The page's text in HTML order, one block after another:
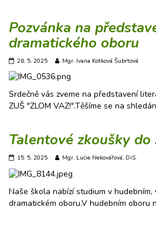
Pozvánka na
dramatického oboru
26. 5. 2025 Mgr. Ivana Kotková Šubrtová
Srdečně vás zveme na představení
ZUŠ "ZLOM VAZ!".Těšíme se na
Talentové zkoušky
15. 5. 2025 Mgr. Lucie Nekovářová, DiS.
Naše škola nabízí studium v
dramatickém oboru.V hudebním oboru